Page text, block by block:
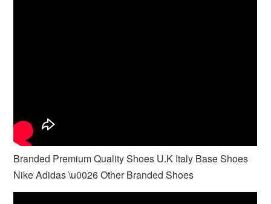
Branded Premium Quality Shoes U.K Italy Base Shoes
Nike Adidas \u0026 Other Branded Shoes